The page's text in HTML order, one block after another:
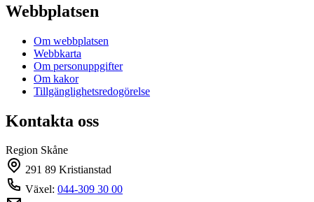
Webbplatsen
Om webbplatsen
Webbkarta
Om personuppgifter
Om kakor
Tillgänglighetsredogörelse
Kontakta oss
Region Skåne
291 89 Kristianstad
Växel: 044-309 30 00